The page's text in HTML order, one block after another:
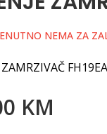
NEMA ZA
ZAMRZIVAČ
KM